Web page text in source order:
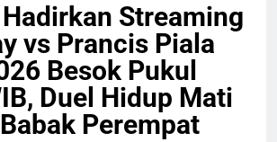
Streaming
vs Prancis Piala
Besok Pukul
Duel Hidup Mati
Perempat